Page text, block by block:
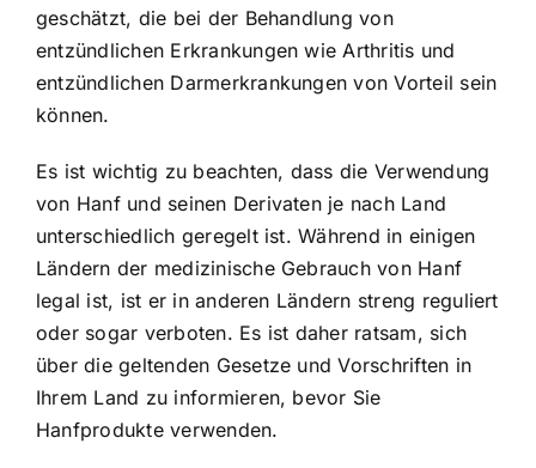
geschätzt, die bei der Behandlung von
entzündlichen Erkrankungen wie Arthritis und
entzündlichen Darmerkrankungen von Vorteil sein
können.
Es ist wichtig zu beachten, dass die Verwendung
von Hanf und seinen Derivaten je nach Land
unterschiedlich geregelt ist. Während in einigen
Ländern der medizinische Gebrauch von Hanf
legal ist, ist er in anderen Ländern streng reguliert
oder sogar verboten. Es ist daher ratsam, sich
über die geltenden Gesetze und Vorschriften in
Ihrem Land zu informieren, bevor Sie
Hanfprodukte verwenden.